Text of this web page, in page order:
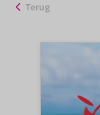
Terug